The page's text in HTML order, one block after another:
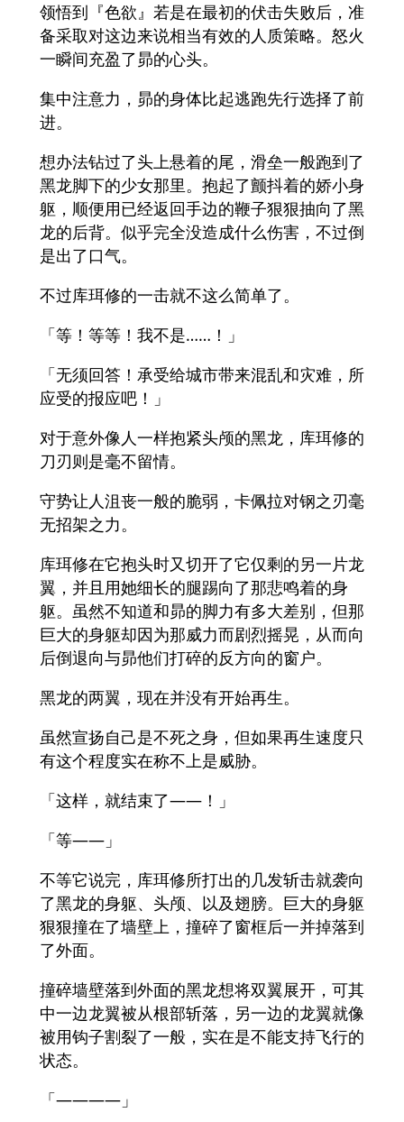
领悟到『色欲』若是在最初的伏击失败后，准
备采取对这边来说相当有效的人质策略。怒火
一瞬间充盈了昴的心头。
集中注意力，昴的身体比起逃跑先行选择了前
进。
想办法钻过了头上悬着的尾，滑垒一般跑到了
黑龙脚下的少女那里。抱起了颤抖着的娇小身
躯，顺便用已经返回手边的鞭子狠狠抽向了黑
龙的后背。似乎完全没造成什么伤害，不过倒
是出了口气。
不过库珥修的一击就不这么简单了。
「等！等等！我不是……！」
「无须回答！承受给城市带来混乱和灾难，所
应受的报应吧！」
对于意外像人一样抱紧头颅的黑龙，库珥修的
刀刃则是毫不留情。
守势让人沮丧一般的脆弱，卡佩拉对钢之刃毫
无招架之力。
库珥修在它抱头时又切开了它仅剩的另一片龙
翼，并且用她细长的腿踢向了那悲鸣着的身
躯。虽然不知道和昴的脚力有多大差别，但那
巨大的身躯却因为那威力而剧烈摇晃，从而向
后倒退向与昴他们打碎的反方向的窗户。
黑龙的两翼，现在并没有开始再生。
虽然宣扬自己是不死之身，但如果再生速度只
有这个程度实在称不上是威胁。
「这样，就结束了――！」
「等――」
不等它说完，库珥修所打出的几发斩击就袭向
了黑龙的身躯、头颅、以及翅膀。巨大的身躯
狠狠撞在了墙壁上，撞碎了窗框后一并掉落到
了外面。
撞碎墙壁落到外面的黑龙想将双翼展开，可其
中一边龙翼被从根部斩落，另一边的龙翼就像
被用钩子割裂了一般，实在是不能支持飞行的
状态。
「――――」